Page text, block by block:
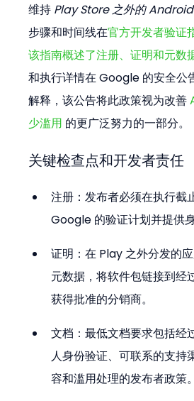
维持 Play Store 之外的
步骤和时间线在官方开发者验证
该指南概述了注册、证明和元数
和执行详情在 Google 的安全公
解释，该公告将此政策视为改善
少滥用 的更广泛努力的一部分。
关键检查点和开发者责任
注册：发布者必须在执行截
Google 的验证计划并提供
证明：在 Play 之外分发的
元数据，将软件包链接到经
获得批准的分销商。
文档：最低文档要求包括经
人身份验证、可联系的支持
容和滥用处理的发布者政策。